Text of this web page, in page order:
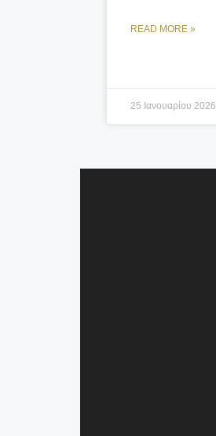
READ MORE »
25 Ιανουαρίου 2026